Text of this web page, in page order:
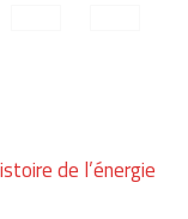
de l’énergie